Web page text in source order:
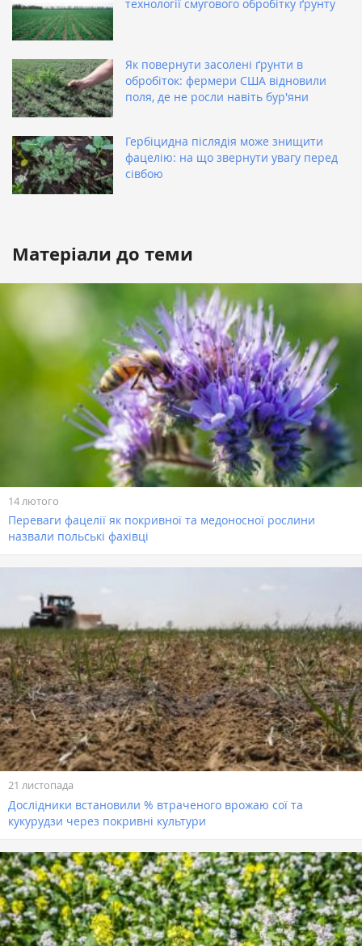
технології смугового обробітку ґрунту
Як повернути засолені ґрунти в
обробіток: фермери США відновили
поля, де не росли навіть бур'яни
Гербіцидна післядія може знищити
фацелію: на що звернути увагу перед
сівбою
Матеріали до теми
14 лютого
Переваги фацелії як покривної та медоносної рослини
назвали польські фахівці
21 листопада
Дослідники встановили % втраченого врожаю сої та
кукурудзи через покривні культури